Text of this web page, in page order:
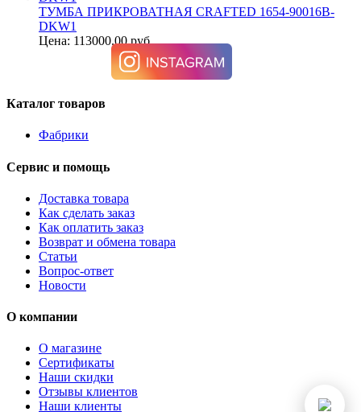
ТУМБА ПРИКРОВАТНАЯ CRAFTED 1654-90016B-
DKW1
Цена: 113000.00 руб.
Каталог товаров
Фабрики
Сервис и помощь
Доставка товара
Как сделать заказ
Как оплатить заказ
Возврат и обмена товара
Статьи
Вопрос-ответ
Новости
О компании
О магазине
Сертификаты
Наши скидки
Отзывы клиентов
Наши клиенты